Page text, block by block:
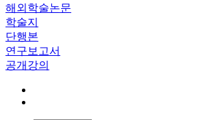
해외학술논문
학술지
단행본
연구보고서
공개강의